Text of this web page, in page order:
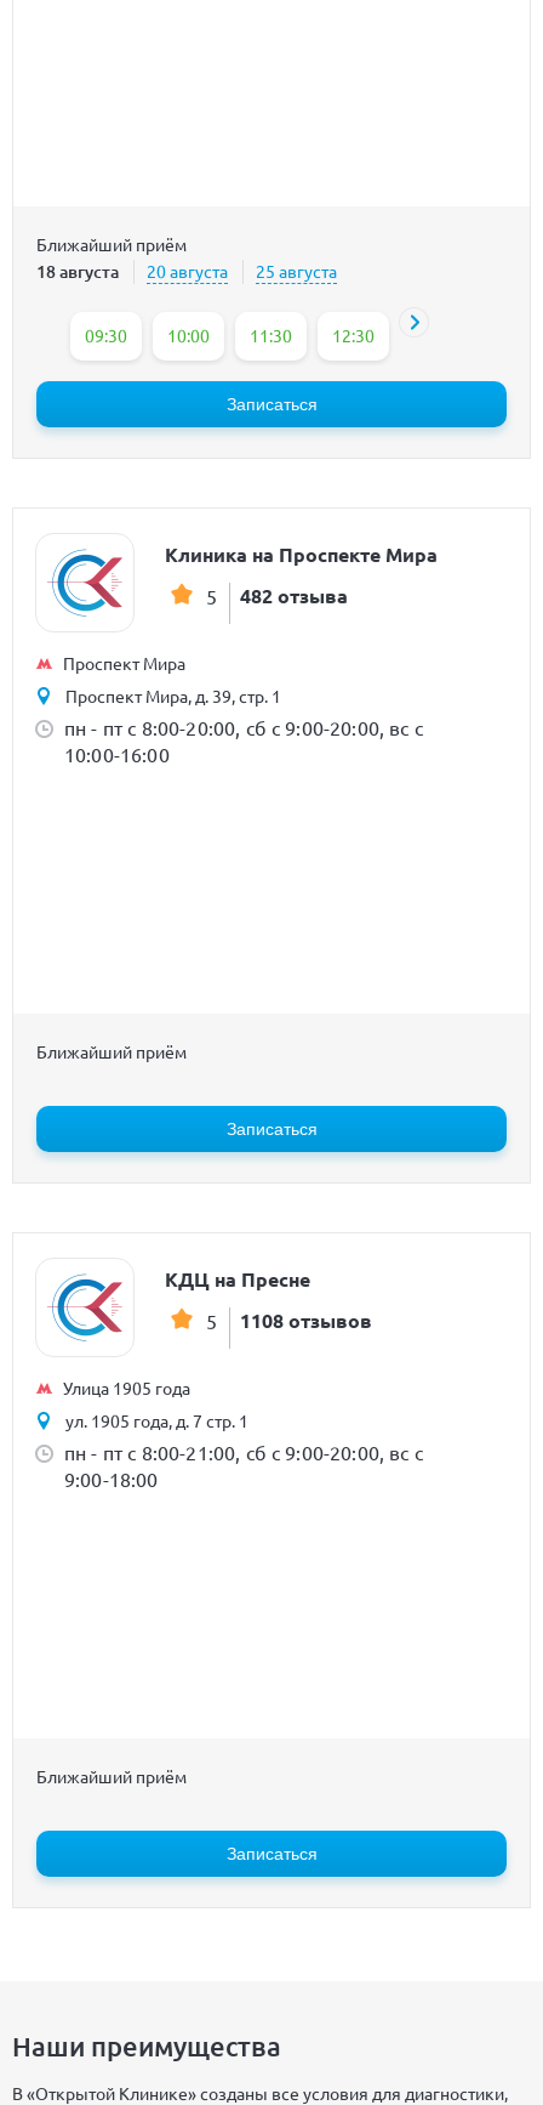
Ближайший приём
18 августа 20 августа 25 августа
09:30 10:00 11:30 12:30 13:30
Записаться
Клиника на Проспекте Мира
5 482 отзыва
Проспект Мира
Проспект Мира, д. 39, стр. 1
пн - пт с 8:00-20:00, сб с 9:00-20:00, вс с
10:00-16:00
Ближайший приём
Записаться
КДЦ на Пресне
5 1108 отзывов
Улица 1905 года
ул. 1905 года, д. 7 стр. 1
пн - пт с 8:00-21:00, сб с 9:00-20:00, вс с
9:00-18:00
Ближайший приём
Записаться
Наши преимущества
В «Открытой Клинике» созданы все условия для диагностики,